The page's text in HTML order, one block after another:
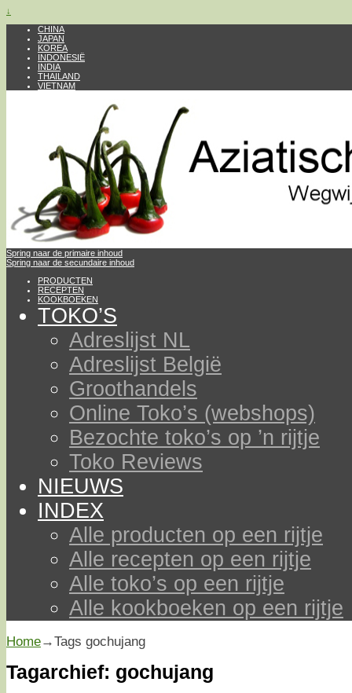
↓
CHINA
JAPAN
KOREA
INDONESIË
INDIA
THAILAND
VIETNAM
Spring naar de primaire inhoud
Spring naar de secundaire inhoud
PRODUCTEN
RECEPTEN
KOOKBOEKEN
TOKO’S
Adreslijst NL
Adreslijst België
Groothandels
Online Toko’s (webshops)
Bezochte toko’s op ’n rijtje
Toko Reviews
NIEUWS
INDEX
Alle producten op een rijtje
Alle recepten op een rijtje
Alle toko’s op een rijtje
Alle kookboeken op een rijtje
Home→Tags gochujang
Tagarchief: gochujang